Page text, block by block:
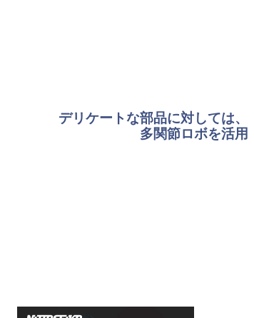
デリケートな部品に対しては、
多関節ロボを活用